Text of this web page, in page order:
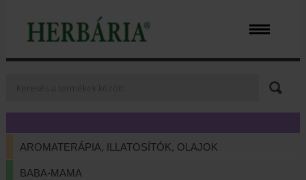
AROMATERÁPIA, ILLATOSÍTÓK, OLAJOK
BABA-MAMA